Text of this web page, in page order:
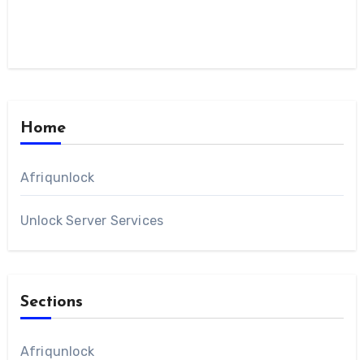
Home
Afriqunlock
Unlock Server Services
Sections
Afriqunlock